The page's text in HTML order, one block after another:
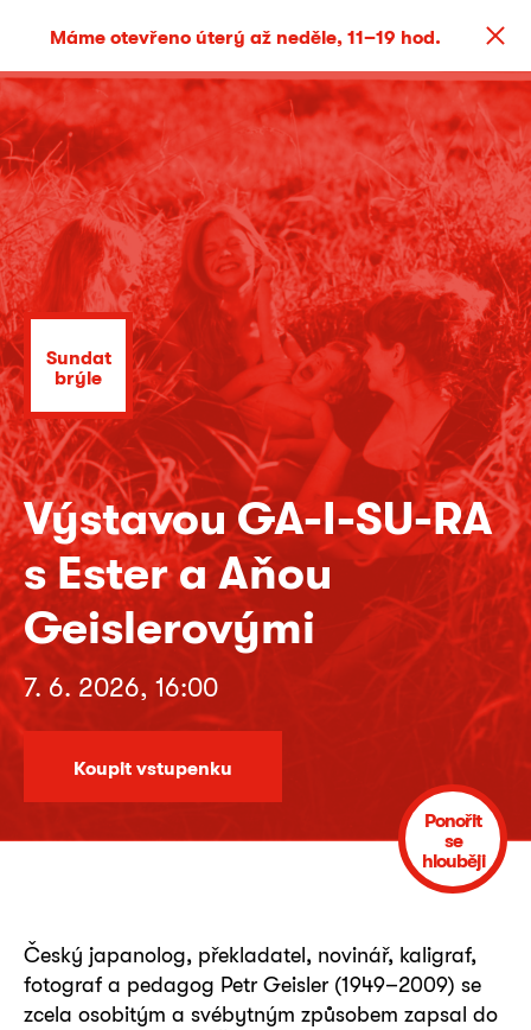
Máme otevřeno úterý až neděle, 11–19 hod.
Sundat
brýle
Výstavou GA-I-SU-RA
s Ester a Aňou
Geislerovými
7. 6. 2026, 16:00
Koupit vstupenku
Ponořit
se
hlouběji
Český japanolog, překladatel, novinář, kaligraf,
fotograf a pedagog Petr Geisler (1949–2009) se
zcela osobitým a svébytným způsobem zapsal do